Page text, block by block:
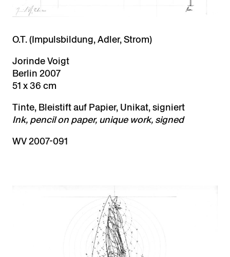
O.T. (Impulsbildung, Adler, Strom)
Jorinde Voigt
Berlin 2007
51 x 36 cm
Tinte, Bleistift auf Papier, Unikat, signiert
Ink, pencil on paper, unique work, signed
WV 2007-091